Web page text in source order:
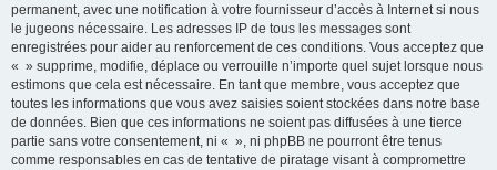
permanent, avec une notification à votre fournisseur d’accès à Internet si nous
le jugeons nécessaire. Les adresses IP de tous les messages sont
enregistrées pour aider au renforcement de ces conditions. Vous acceptez que
« » supprime, modifie, déplace ou verrouille n’importe quel sujet lorsque nous
estimons que cela est nécessaire. En tant que membre, vous acceptez que
toutes les informations que vous avez saisies soient stockées dans notre base
de données. Bien que ces informations ne soient pas diffusées à une tierce
partie sans votre consentement, ni « », ni phpBB ne pourront être tenus
comme responsables en cas de tentative de piratage visant à compromettre